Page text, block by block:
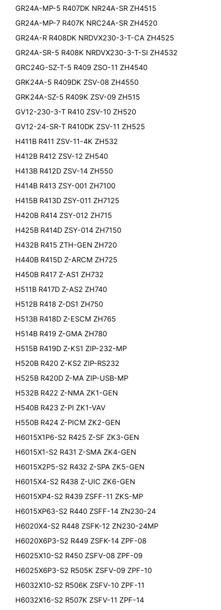
GR24A-MP-5 R407DK NR24A-SR ZH4515
GR24A-MP-7 R407K NRC24A-SR ZH4520
GR24A-R R408DK NRDVX230-3-T-CA ZH4525
GR24A-SR-5 R408K NRDVX230-3-T-SI ZH4532
GRC24G-SZ-T-5 R409 ZSO-11 ZH4540
GRK24A-5 R409DK ZSV-08 ZH4550
GRK24A-SZ-5 R409K ZSV-09 ZH515
GV12-230-3-T R410 ZSV-10 ZH520
GV12-24-SR-T R410DK ZSV-11 ZH525
H411B R411 ZSV-11-4K ZH532
H412B R412 ZSV-12 ZH540
H413B R412D ZSV-14 ZH550
H414B R413 ZSY-001 ZH7100
H415B R413D ZSY-011 ZH7125
H420B R414 ZSY-012 ZH715
H425B R414D ZSY-014 ZH7150
H432B R415 ZTH-GEN ZH720
H440B R415D Z-ARCM ZH725
H450B R417 Z-AS1 ZH732
H511B R417D Z-AS2 ZH740
H512B R418 Z-DS1 ZH750
H513B R418D Z-ESCM ZH765
H514B R419 Z-GMA ZH780
H515B R419D Z-KS1 ZIP-232-MP
H520B R420 Z-KS2 ZIP-RS232
H525B R420D Z-MA ZIP-USB-MP
H532B R422 Z-NMA ZK1-GEN
H540B R423 Z-PI ZK1-VAV
H550B R424 Z-PICM ZK2-GEN
H6015X1P6-S2 R425 Z-SF ZK3-GEN
H6015X1-S2 R431 Z-SMA ZK4-GEN
H6015X2P5-S2 R432 Z-SPA ZK5-GEN
H6015X4-S2 R438 Z-UIC ZK6-GEN
H6015XP4-S2 R439 ZSFF-11 ZKS-MP
H6015XP63-S2 R440 ZSFF-14 ZN230-24
H6020X4-S2 R448 ZSFK-12 ZN230-24MP
H6020X6P3-S2 R449 ZSFK-14 ZPF-08
H6025X10-S2 R450 ZSFV-08 ZPF-09
H6025X6P3-S2 R505K ZSFV-09 ZPF-10
H6032X10-S2 R506K ZSFV-10 ZPF-11
H6032X16-S2 R507K ZSFV-11 ZPF-14